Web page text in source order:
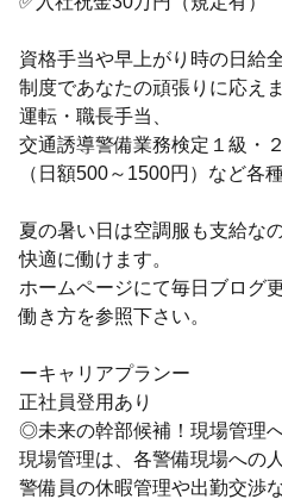
資格手当や早上がり時の日給
制度であなたの頑張りに応え
運転・職長手当、
交通誘導警備業務検定１級・
（日額500～1500円）など各
夏の暑い日は空調服も支給なの
快適に働けます。
ホームページにて毎日ブログ
働き方を参照下さい。
ーキャリアプランー
正社員登用あり
◎未来の幹部候補！現場管理
現場管理は、各警備現場への
警備員の休暇管理や出勤交渉